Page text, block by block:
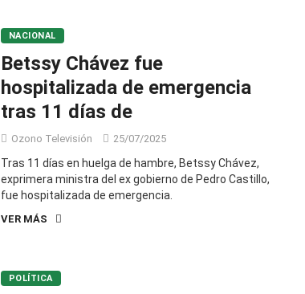
NACIONAL
Betssy Chávez fue
hospitalizada de emergencia
tras 11 días de
Ozono Televisión 25/07/2025
Tras 11 días en huelga de hambre, Betssy Chávez,
exprimera ministra del ex gobierno de Pedro Castillo,
fue hospitalizada de emergencia.
VER MÁS
POLÍTICA